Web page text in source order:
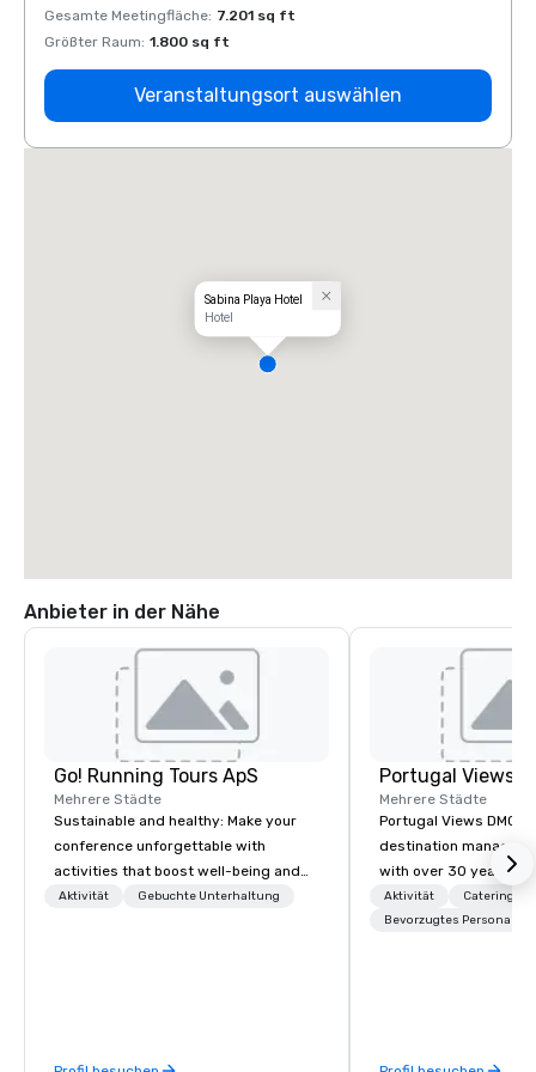
Gesamte Meetingfläche: 7.201 sq ft
Größter Raum: 1.800 sq ft
Veranstaltungsort auswählen
Sabina Playa Hotel
Hotel
Anbieter in der Nähe
Go! Running Tours ApS
Mehrere Städte
Sustainable and healthy: Make your
conference unforgettable with
activities that boost well-being and
lower carbon footprints. Explore the
Aktivität Gebuchte Unterhaltung
Portugal Views
Mehrere Städte
Portugal Views DMC
destination
with over 30 years of
specializing in
events, incentive
Aktivität
Catering
Bevorzugtes Personal